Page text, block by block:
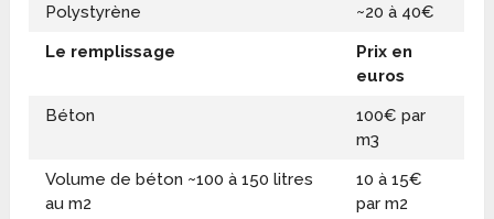
Polystyrène
~20 à 40€
Le remplissage
Prix en
euros
Béton
100€ par
m3
Volume de béton ~100 à 150 litres
au m2
10 à 15€
par m2